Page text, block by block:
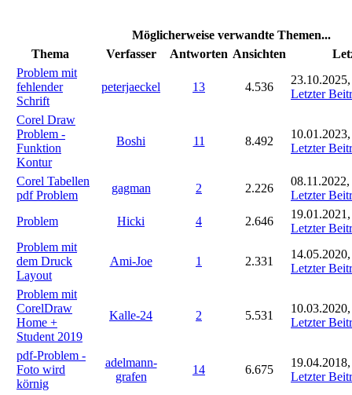
Möglicherweise verwandte Themen...
Thema
Verfasser Antworten Ansichten
Problem mit
fehlender
Schrift
peterjaeckel 13 4.536
Letzter
Corel Draw
Problem -
Funktion
Kontur
Boshi 11 8.492
Letzter
Corel Tabellen
pdf Problem
gagman 2 2.226
Letzter
Problem
Hicki 4 2.646
Letzter
Problem mit
dem Druck
Layout
Ami-Joe 1 2.331
Letzter
Problem mit
CorelDraw
Home +
Student 2019
Kalle-24 2 5.531
Letzter
pdf-Problem -
Foto wird
körnig
adelmann-
grafen
14 6.675
Letzter